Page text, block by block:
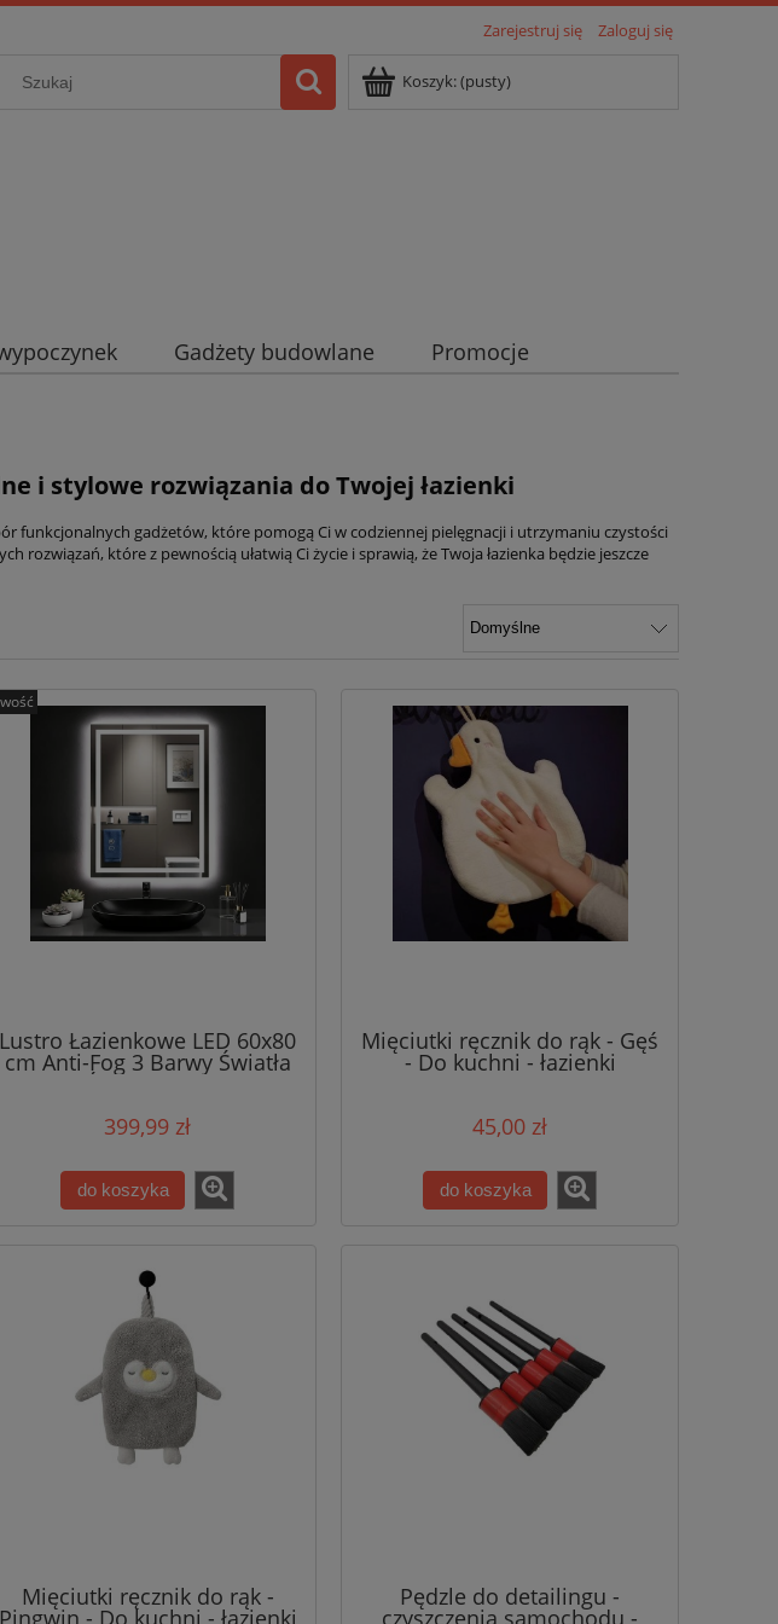
Zarejestruj się Zaloguj się
Koszyk:(pusty)
Gadżety budowlane
Promocje
i stylowe rozwiązania do Twojej łazienki
funkcjonalnych gadżetów, które pomogą Ci w codziennej pielęgnacji i utrzymaniu czystości
rozwiązań, które z pewnością ułatwią Ci życie i sprawią, że Twoja łazienka będzie jeszcze
Lustro Łazienkowe LED 60x80
cm Anti-Fog 3 Barwy Światła
Ściemnialne
399,99 zł
do koszyka
Mięciutki ręcznik do rąk - Gęś
- Do kuchni - łazienki
45,00 zł
do koszyka
Mięciutki ręcznik do rąk - Pędzle do detailingu -